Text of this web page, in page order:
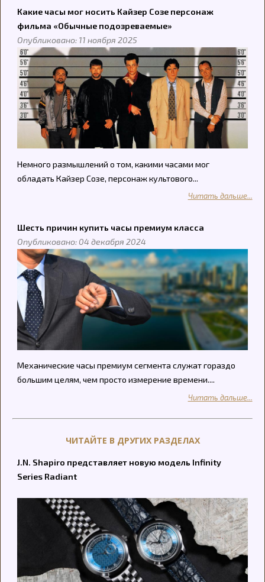
Какие часы мог носить Кайзер Созе персонаж
фильма «Обычные подозреваемые»
Опубликовано: 11 ноября 2025
Немного размышлений о том, какими часами мог
обладать Кайзер Созе, персонаж культового...
Читать дальше...
Шесть причин купить часы премиум класса
Опубликовано: 04 декабря 2024
Механические часы премиум сегмента служат гораздо
большим целям, чем просто измерение времени....
Читать дальше...
ЧИТАЙТЕ В ДРУГИХ РАЗДЕЛАХ
J.N. Shapiro представляет новую модель Infinity
Series Radiant